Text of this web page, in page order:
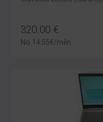
320.00 €
No 14.55€/mēn.